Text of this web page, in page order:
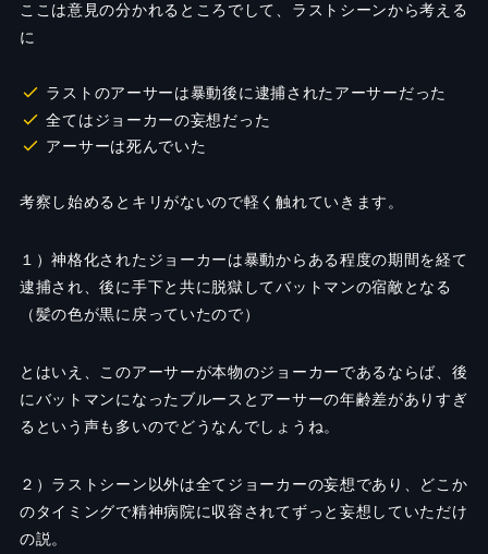
ここは意見の分かれるところでして、ラストシーンから考える
に
ラストのアーサーは暴動後に逮捕されたアーサーだった
全てはジョーカーの妄想だった
アーサーは死んでいた
考察し始めるとキリがないので軽く触れていきます。
１）神格化されたジョーカーは暴動からある程度の期間を経て
逮捕され、後に手下と共に脱獄してバットマンの宿敵となる
（髪の色が黒に戻っていたので）
とはいえ、このアーサーが本物のジョーカーであるならば、後
にバットマンになったブルースとアーサーの年齢差がありすぎ
るという声も多いのでどうなんでしょうね。
２）ラストシーン以外は全てジョーカーの妄想であり、どこか
のタイミングで精神病院に収容されてずっと妄想していただけ
の説。